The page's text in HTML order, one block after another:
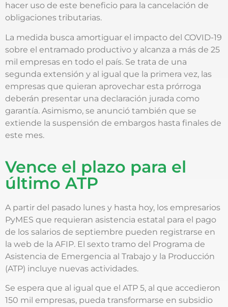
hacer uso de este beneficio para la cancelación de
obligaciones tributarias.
La medida busca amortiguar el impacto del COVID-19
sobre el entramado productivo y alcanza a más de 25
mil empresas en todo el país. Se trata de una
segunda extensión y al igual que la primera vez, las
empresas que quieran aprovechar esta prórroga
deberán presentar una declaración jurada como
garantía. Asimismo, se anunció también que se
extiende la suspensión de embargos hasta finales de
este mes.
Vence el plazo para el
último ATP
A partir del pasado lunes y hasta hoy, los empresarios
PyMES que requieran asistencia estatal para el pago
de los salarios de septiembre pueden registrarse en
la web de la AFIP. El sexto tramo del Programa de
Asistencia de Emergencia al Trabajo y la Producción
(ATP) incluye nuevas actividades.
Se espera que al igual que el ATP 5, al que accedieron
150 mil empresas, pueda transformarse en subsidio